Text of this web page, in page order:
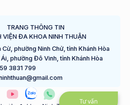
TRANG THÔNG TIN
VIỆN ĐA KHOA NINH THUẬN
phường Ninh Chử, tỉnh Khánh Hòa
phường Đô Vinh, tỉnh Khánh Hòa
3831 799
Tư vấn